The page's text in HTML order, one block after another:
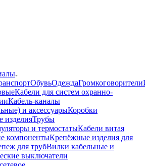
ОбувьОдеждаГромкоговорители
Кабели для систем охранно-
Кабель-каналы
и аксессуарыКоробки
изделияТрубы
и термостатыКабели витая
компонентыКрепёжные изделия для
для трубВилки кабельные и
выключатели